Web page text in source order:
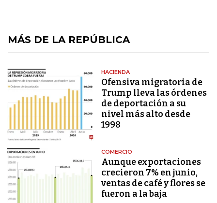
MÁS DE LA REPÚBLICA
HACIENDA
Ofensiva migratoria de
Trump lleva las órdenes
de deportación a su
nivel más alto desde
1998
COMERCIO
Aunque exportaciones
crecieron 7% en junio,
ventas de café y flores se
fueron a la baja